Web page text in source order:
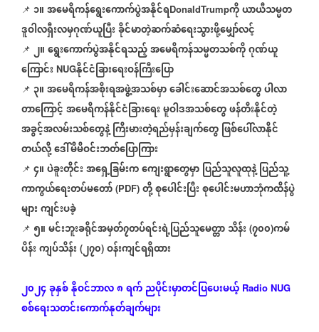
📌 ၁။အမေရိကန်ရွေးကောက်ပွဲအနိုင်ရDonaldTrumpကိုယာယီသမ္မတ
ဒူဝါလရှီးလမှဂုဏ်ယူပြီးခိုင်မာတဲ့ဆက်ဆံရေးသွားဖို့မျှော်လင့်
📌 ၂။ရွေးကောက်ပွဲအနိုင်ရသည့်အမေရိကန်သမ္မတသစ်ကိုဂုဏ်ယူ
ကြောင်း NUGနိုင်ငံခြားရေးဝန်ကြီးပြော
📌 ၃။အမေရိကန်အစိုးရအဖွဲ့အသစ်မှာခေါင်းဆောင်အသစ်တွေပါလာ
တာကြောင့်အမေရိကန်နိုင်ငံခြားရေးမူဝါဒအသစ်တွေဖန်တီးနိုင်တဲ့
အခွင့်အလမ်းသစ်တွေနဲ့ကြီးမားတဲ့ရည်မှန်းချက်တွေဖြစ်ပေါ်လာနိုင်
တယ်လို့ဒေါ်မီမီဝင်းဘတ်ပြောကြား
📌 ၄။ပဲခူးတိုင်းအရှေ့ခြမ်းကကျေးရွာတွေမှာပြည်သူလူထုနဲ့ပြည်သူ့
ကာကွယ်ရေးတပ်မတော် (PDF) တို့စုပေါင်းပြီးစုပေါင်းမဟာဘုံကထိန်ပွဲ
များကျင်းပခဲ့
📌 ၅။မင်းဘူးခရိုင်အမှတ်၇တပ်ရင်းရဲ့ပြည်သူမေတ္တာသိန်း (၇၀၀)ကမ်
ပိန်းကျပ်သိန်း (၂၇၀) ဝန်းကျင်ရရှိထား
၂၀၂၄ခုနှစ်နိုဝင်ဘာလ၈ရက်ညပိုင်းမှာတင်ပြပေးမယ့် Radio NUG
စစ်ရေးသတင်းကောက်နုတ်ချက်များ